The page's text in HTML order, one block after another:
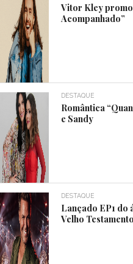
Vitor Kley
Acompanhado”
DESTAQUE
Romântica
e Sandy
DESTAQUE
Lançado EP1 do
Velho